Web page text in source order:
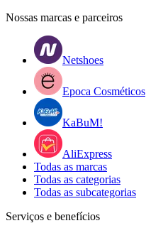
Nossas marcas e parceiros
Netshoes
Epoca Cosméticos
KaBuM!
AliExpress
Todas as marcas
Todas as categorias
Todas as subcategorias
Serviços e benefícios